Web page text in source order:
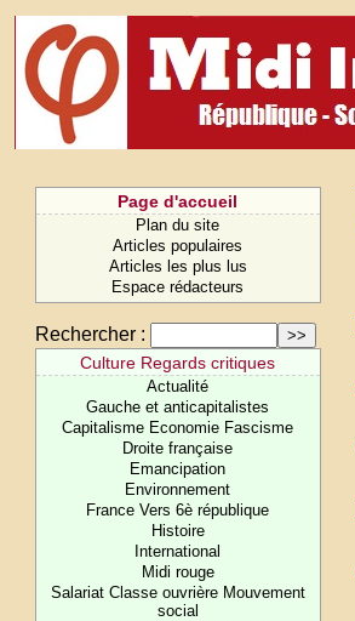
Page d'accueil
Plan du site
Articles populaires
Articles les plus lus
Espace rédacteurs
Rechercher :
Culture Regards critiques
Actualité
Gauche et anticapitalistes
Capitalisme Economie Fascisme
Droite française
Emancipation
Environnement
France Vers 6è république
Histoire
International
Midi rouge
Salariat Classe ouvrière Mouvement
social